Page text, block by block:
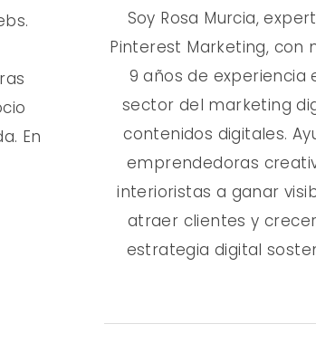
En
Soy Rosa Murcia,
Pinterest Marketing, con
9 años de experiencia
sector del marketing
contenidos digitales.
emprendedoras
interioristas a ganar
atraer clientes y
estrategia digital